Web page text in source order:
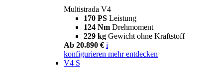
Multistrada V4
170 PS Leistung
124 Nm Drehmoment
229 kg Gewicht ohne Kraftstoff
Ab 20.890 € i
konfigurieren mehr entdecken
V4 S